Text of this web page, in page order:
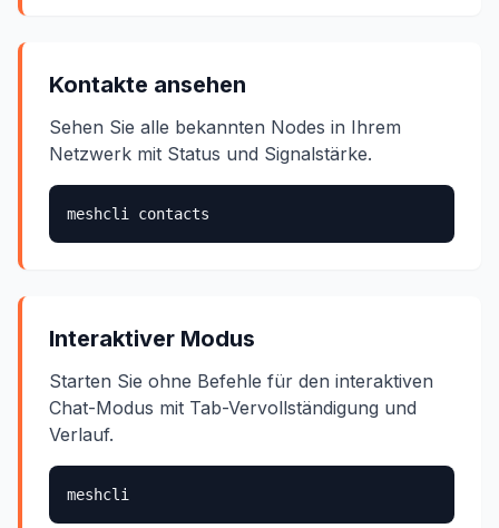
Kontakte ansehen
Sehen Sie alle bekannten Nodes in Ihrem
Netzwerk mit Status und Signalstärke.
meshcli contacts
Interaktiver Modus
Starten Sie ohne Befehle für den interaktiven
Chat-Modus mit Tab-Vervollständigung und
Verlauf.
meshcli